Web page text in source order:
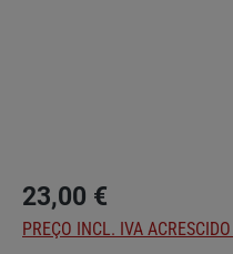
23,00 €
PREÇO INCL. IVA